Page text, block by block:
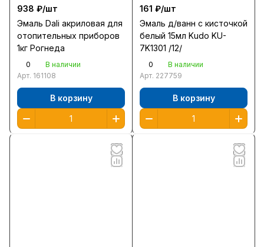
938 ₽/шт
Эмаль Dali акриловая для
отопительных приборов
1кг Рогнеда
0
В наличии
Арт. 161108
В корзину
161 ₽/шт
Эмаль д/ванн с кисточкой
белый 15мл Kudo KU-
7K1301 /12/
0
В наличии
Арт. 227759
В корзину